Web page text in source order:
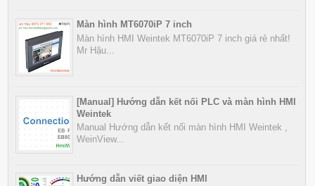
Màn hình MT6070iP 7 inch
Màn hình HMI Weintek MT6070iP 7 inch giá rẻ nhất!
Mr Hậu...
[Manual] Hướng dẫn kết nối PLC và màn hình HMI
Weintek
Manual Hướng dẫn kết nối màn hình HMI Weintek ,
WeinView...
Hướng dẫn viết giao diện HMI